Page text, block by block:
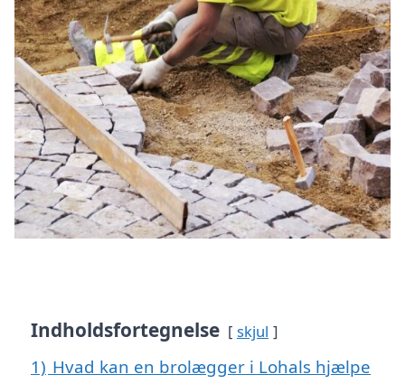
Indholdsfortegnelse skjul
1) Hvad kan en brolægger i Lohals hjælpe